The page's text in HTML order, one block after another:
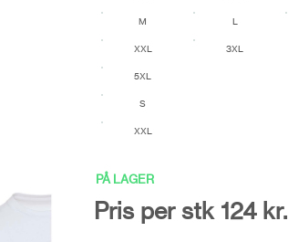
M
XXL
L
3XL
5XL
S
XXL
PÅ LAGER
Pris per stk 124 kr.